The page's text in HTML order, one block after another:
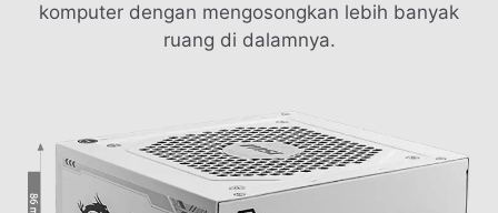
komputer dengan mengosongkan lebih banyak
ruang di dalamnya.